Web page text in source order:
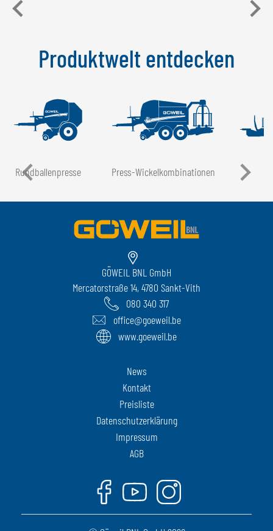
Produktwelt entdecken
Rundballen­presse Press-Wickel­kombinationen
GÖWEIL BNL GmbH
Mercatorstraße 14, 4780 Sankt-Vith
080 340 317
office@goeweil.be
www.goeweil.be
News
Kontakt
Preisliste
Datenschutzerklärung
Impressum
AGB
Facebook
YoutubeInstagram